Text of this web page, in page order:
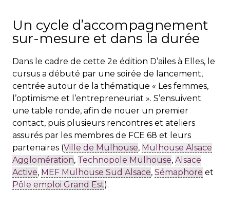
Un cycle d’accompagnement
sur-mesure et dans la durée
Dans le cadre de cette 2e édition D’ailes à Elles, le
cursus a débuté par une soirée de lancement,
centrée autour de la thématique « Les femmes,
l’optimisme et l’entrepreneuriat ». S’ensuivent
une table ronde, afin de nouer un premier
contact, puis plusieurs rencontres et ateliers
assurés par les membres de FCE 68 et leurs
partenaires (Ville de Mulhouse, Mulhouse Alsace
Agglomération, Technopole Mulhouse, Alsace
Active, MEF Mulhouse Sud Alsace, Sémaphore et
Pôle emploi Grand Est).